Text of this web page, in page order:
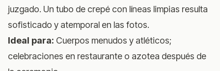
juzgado. Un tubo de crepé con líneas limpias resulta
sofisticado y atemporal en las fotos.
Ideal para: Cuerpos menudos y atléticos;
celebraciones en restaurante o azotea después de